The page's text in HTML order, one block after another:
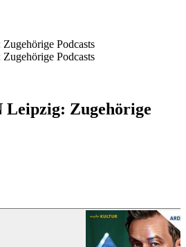
Podcasts
Podcasts
Leipzig: Zugehörige